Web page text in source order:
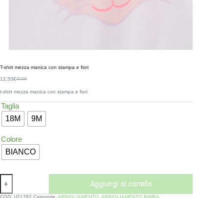
T-shirt mezza manica con stampa e fiori
25,00€
12,50€
t-shirt mezza manica con stampa e fiori
Taglia
18M
9M
Colore
BIANCO
Aggiungi al carrello
COD: U21782 Categorie: ABBIGLIAMENTO ABBIGLIAMENTO BIMBA